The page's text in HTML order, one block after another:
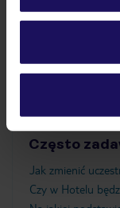
Szczegółowe
Atrakcje
Ważne
Często
Jak zmienić
Czy w Hotelu